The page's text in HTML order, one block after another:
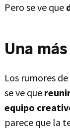
Pero se ve que
Una
Los rumores
se ve que
equipo
parece que la